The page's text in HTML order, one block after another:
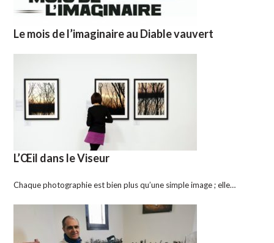
Le mois de l’imaginaire au Diable vauvert
L’Œil dans le Viseur
Chaque photographie est bien plus qu’une simple image ; elle…